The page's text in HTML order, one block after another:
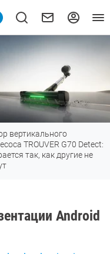
вертикального
TROUVER G70 Detect:
так, как другие не
Android